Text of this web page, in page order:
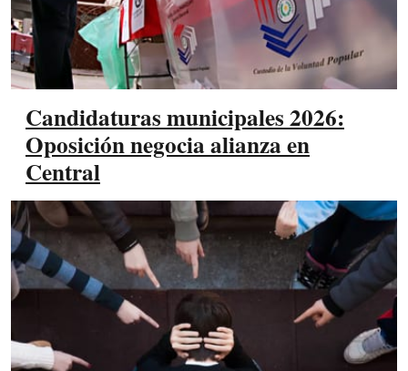
Candidaturas municipales 2026:
Oposición negocia alianza en
Central